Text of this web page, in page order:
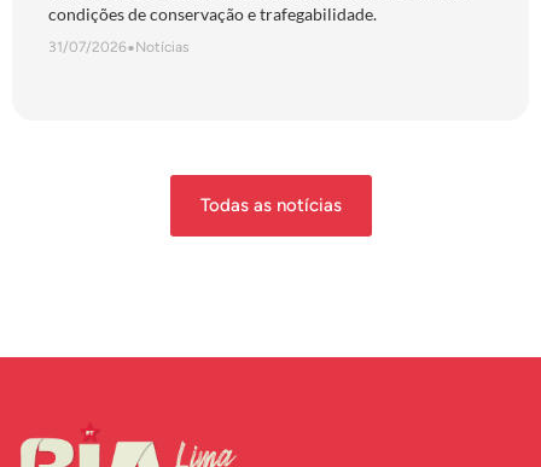
condições de conservação e trafegabilidade.
31/07/2026•Notícias
Todas as notícias